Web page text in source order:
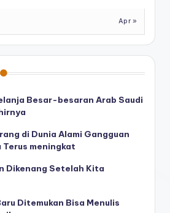
Apr »
Besar-besaran Arab Saudi
di Dunia Alami Gangguan
Terus meningkat
Dikenang Setelah Kita
Ditemukan Bisa Menulis